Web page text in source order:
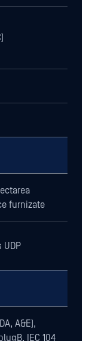
furnizate
UDP
A&E),
IEC 104